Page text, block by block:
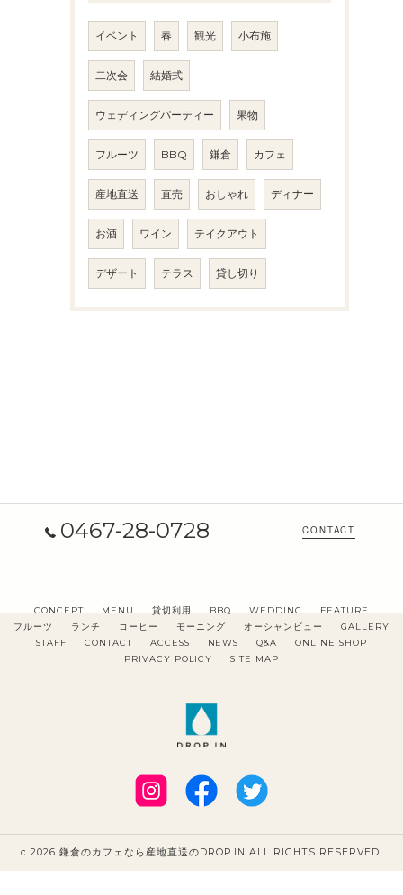
イベント 春 観光 小布施
二次会 結婚式
ウェディングパーティー 果物
フルーツ BBQ 鎌倉 カフェ
産地直送 直売 おしゃれ ディナー
お酒 ワイン テイクアウト
デザート テラス 貸し切り
0467-28-0728 CONTACT
CONCEPT MENU 貸切利用 BBQ WEDDING
FEATURE
フルーツ
ランチ コーヒー モーニング オーシャンビュー
GALLERY
STAFF
CONTACT ACCESS NEWS Q&A
ONLINE SHOP
PRIVACY POLICY
SITE MAP
c 2026 鎌倉のカフェなら産地直送のDROP IN ALL RIGHTS RESERVED.